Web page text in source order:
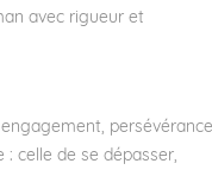
avec rigueur et
persévérance
celle de se dépasser,